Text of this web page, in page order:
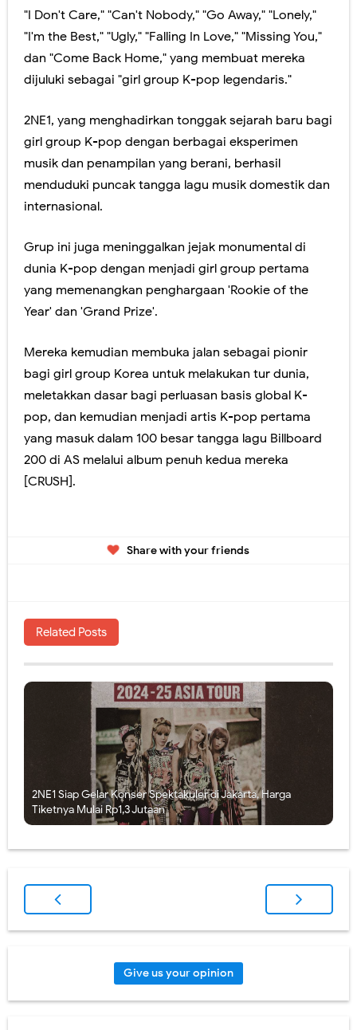
"I Don't Care," "Can't Nobody," "Go Away," "Lonely,"
"I'm the Best," "Ugly," "Falling In Love," "Missing You,"
dan "Come Back Home," yang membuat mereka
dijuluki sebagai "girl group K-pop legendaris."
2NE1, yang menghadirkan tonggak sejarah baru bagi
girl group K-pop dengan berbagai eksperimen
musik dan penampilan yang berani, berhasil
menduduki puncak tangga lagu musik domestik dan
internasional.
Grup ini juga meninggalkan jejak monumental di
dunia K-pop dengan menjadi girl group pertama
yang memenangkan penghargaan 'Rookie of the
Year' dan 'Grand Prize'.
Mereka kemudian membuka jalan sebagai pionir
bagi girl group Korea untuk melakukan tur dunia,
meletakkan dasar bagi perluasan basis global K-
pop, dan kemudian menjadi artis K-pop pertama
yang masuk dalam 100 besar tangga lagu Billboard
200 di AS melalui album penuh kedua mereka
[CRUSH].
Share with your friends
Related Posts
2NE1 Siap Gelar Konser Spektakuler di Jakarta, Harga
Tiketnya Mulai Rp1,3 Jutaan
Give us your opinion